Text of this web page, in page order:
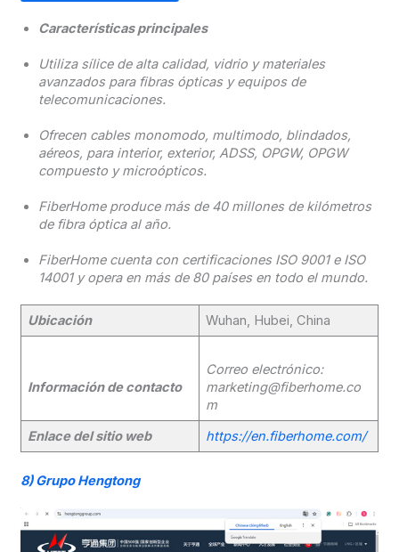
Características principales
Utiliza sílice de alta calidad, vidrio y materiales
avanzados para fibras ópticas y equipos de
telecomunicaciones.
Ofrecen cables monomodo, multimodo, blindados,
aéreos, para interior, exterior, ADSS, OPGW, OPGW
compuesto y microópticos.
FiberHome produce más de 40 millones de kilómetros
de fibra óptica al año.
FiberHome cuenta con certificaciones ISO 9001 e ISO
14001 y opera en más de 80 países en todo el mundo.
Ubicación Wuhan, Hubei, China
Información de contacto
Correo electrónico:
marketing@fiberhome.co
m
Enlace del sitio web
https://en.fiberhome.com/
8) Grupo Hengtong